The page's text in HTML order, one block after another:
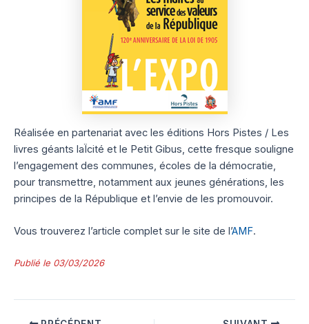
Réalisée en partenariat avec les éditions Hors Pistes / Les
livres géants laÏcité et le Petit Gibus, cette fresque souligne
l’engagement des communes, écoles de la démocratie,
pour transmettre, notamment aux jeunes générations, les
principes de la République et l’envie de les promouvoir.
Vous trouverez l’article complet sur le site de l’AMF.
Publié le 03/03/2026